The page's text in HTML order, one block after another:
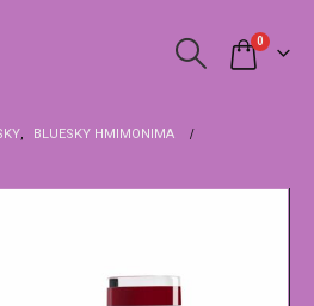
0
,
BLUESKY ΗΜΙΜΌΝΙΜΑ